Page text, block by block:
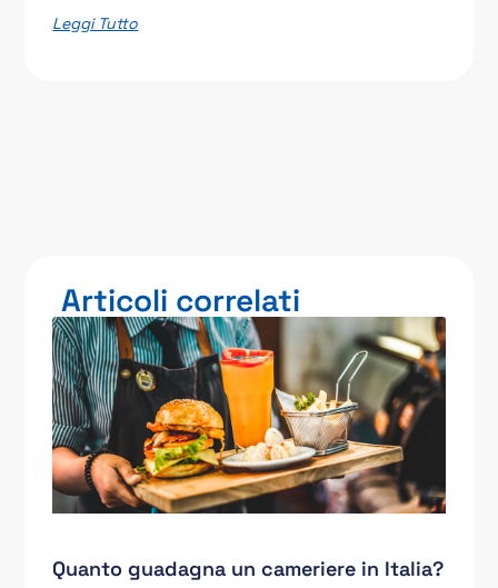
Leggi Tutto
Articoli correlati
Quanto guadagna un cameriere in Italia?